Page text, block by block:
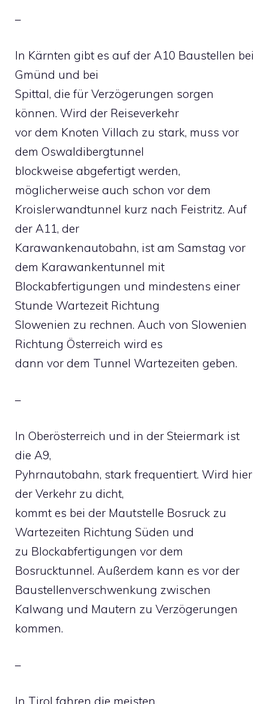
–
In Kärnten gibt es auf der A10 Baustellen bei
Gmünd und bei
Spittal, die für Verzögerungen sorgen
können. Wird der Reiseverkehr
vor dem Knoten Villach zu stark, muss vor
dem Oswaldibergtunnel
blockweise abgefertigt werden,
möglicherweise auch schon vor dem
Kroislerwandtunnel kurz nach Feistritz. Auf
der A11, der
Karawankenautobahn, ist am Samstag vor
dem Karawankentunnel mit
Blockabfertigungen und mindestens einer
Stunde Wartezeit Richtung
Slowenien zu rechnen. Auch von Slowenien
Richtung Österreich wird es
dann vor dem Tunnel Wartezeiten geben.
–
In Oberösterreich und in der Steiermark ist
die A9,
Pyhrnautobahn, stark frequentiert. Wird hier
der Verkehr zu dicht,
kommt es bei der Mautstelle Bosruck zu
Wartezeiten Richtung Süden und
zu Blockabfertigungen vor dem
Bosrucktunnel. Außerdem kann es vor der
Baustellenverschwenkung zwischen
Kalwang und Mautern zu Verzögerungen
kommen.
–
In Tirol fahren die meisten